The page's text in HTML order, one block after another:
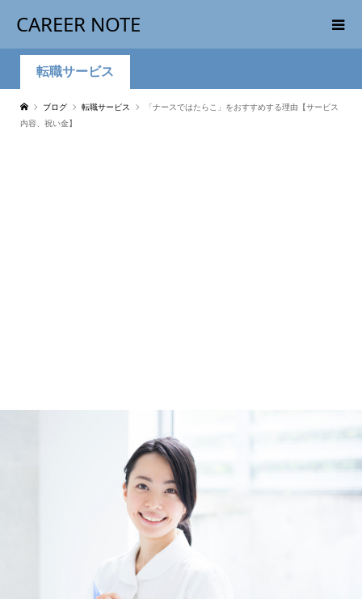
CAREER NOTE
転職サービス
ブログ 転職サービス
「ナースではたらこ」をおすすめする理由【サービス
内容、祝い金】